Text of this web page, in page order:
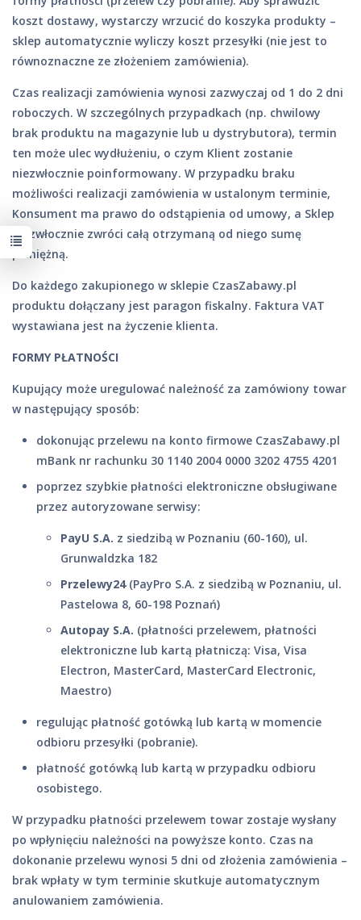
koszt dostawy, wystarczy wrzucić do koszyka produkty –
sklep automatycznie wyliczy koszt przesyłki (nie jest to
równoznaczne ze złożeniem zamówienia).
Czas realizacji zamówienia wynosi zazwyczaj od 1 do 2 dni
roboczych. W szczególnych przypadkach (np. chwilowy
brak produktu na magazynie lub u dystrybutora), termin
ten może ulec wydłużeniu, o czym Klient zostanie
niezwłocznie poinformowany. W przypadku braku
możliwości realizacji zamówienia w ustalonym terminie,
Konsument ma prawo do odstąpienia od umowy, a Sklep
niezwłocznie zwróci całą otrzymaną od niego sumę
pieniężną.
Do każdego zakupionego w sklepie CzasZabawy.pl
produktu dołączany jest paragon fiskalny. Faktura VAT
wystawiana jest na życzenie klienta.
FORMY PŁATNOŚCI
Kupujący może uregulować należność za zamówiony towar
w następujący sposób:
dokonując przelewu na konto firmowe CzasZabawy.pl
mBank nr rachunku 30 1140 2004 0000 3202 4755 4201
poprzez szybkie płatności elektroniczne obsługiwane
przez autoryzowane serwisy:
PayU S.A. z siedzibą w Poznaniu (60-160), ul.
Grunwaldzka 182
Przelewy24(PayPro S.A. z siedzibą w Poznaniu, ul.
Pastelowa 8, 60-198 Poznań)
Autopay S.A. (płatności przelewem, płatności
elektroniczne lub kartą płatniczą: Visa, Visa
Electron, MasterCard, MasterCard Electronic,
Maestro)
regulując płatność gotówką lub kartą w momencie
odbioru przesyłki (pobranie).
płatność gotówką lub kartą w przypadku odbioru
osobistego.
W przypadku płatności przelewem towar zostaje wysłany
po wpłynięciu należności na powyższe konto. Czas na
dokonanie przelewu wynosi 5 dni od złożenia zamówienia –
brak wpłaty w tym terminie skutkuje automatycznym
anulowaniem zamówienia.